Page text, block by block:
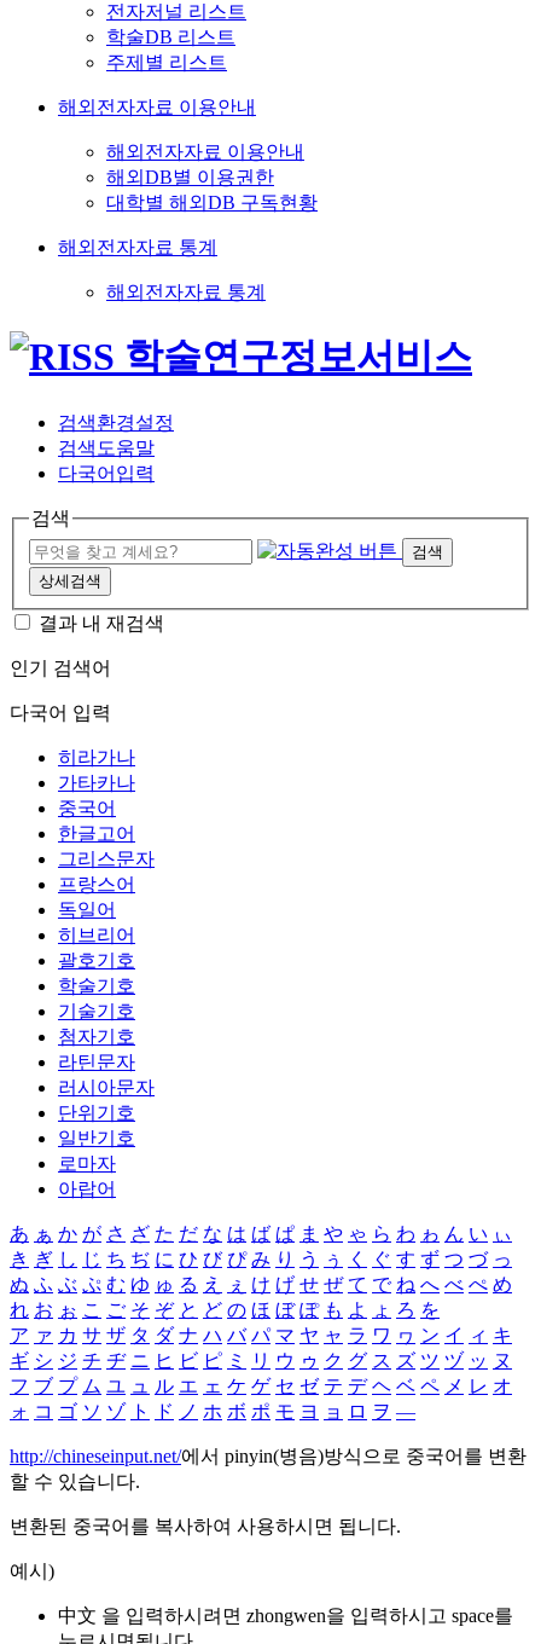
전자저널 리스트
학술DB 리스트
주제별 리스트
해외전자자료 이용안내
해외전자자료 이용안내
해외DB별 이용권한
대학별 해외DB 구독현황
해외전자자료 통계
해외전자자료 통계
검색환경설정
검색도움말
다국어입력
검색
검색
상세검색
결과 내 재검색
인기 검색어
다국어 입력
히라가나
가타카나
중국어
한글고어
그리스문자
프랑스어
독일어
히브리어
괄호기호
학술기호
기술기호
첨자기호
라틴문자
러시아문자
단위기호
일반기호
로마자
아랍어
あ ぁ か が さ ざ た だ な は ば ぱ ま や ゃ ら わ ゎ ん い ぃ
き ぎ し じ ち ぢ に ひ び ぴ み り う ぅ く ぐ す ず つ づ っ
ぬ ふ ぶ ぷ む ゆ ゅ る え ぇ け げ せ ぜ て で ね へ べ ぺ め
れ お ぉ こ ご そ ぞ と ど の ほ ぼ ぽ も よ ょ ろ を
ア ァ カ サ ザ タ ダ ナ ハ バ パ マ ヤ ャ ラ ワ ヮ ン イ ィ キ
ギ シ ジ チ ヂ ニ ヒ ビ ピ ミ リ ウ ゥ ク グ ス ズ ツ ヅ ッ ヌ
フ ブ プ ム ユ ュ ル エ ェ ケ ゲ セ ゼ テ デ ヘ ベ ペ メ レ オ
ォ コ ゴ ソ ゾ ト ド ノ ホ ボ ポ モ ヨ ョ ロ ヲ ―
http://chineseinput.net/에서 pinyin(병음)방식으로 중국어를 변환
할 수 있습니다.
변환된 중국어를 복사하여 사용하시면 됩니다.
예시)
中文 을 입력하시려면 zhongwen을 입력하시고 space를